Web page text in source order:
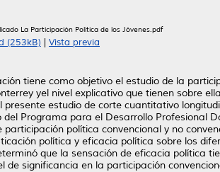
La Participación Política de los Jóvenes.pdf
(253kB) Vista previa
tiene como objetivo el estudio de la
yel nivel explicativo que tienen sobre
presente estudio de corte cuantitativo
Programa para el Desarrollo Profesional
participación política convencional y no
política y eficacia política sobre los
que la sensación de eficacia política
de significancia en la participación